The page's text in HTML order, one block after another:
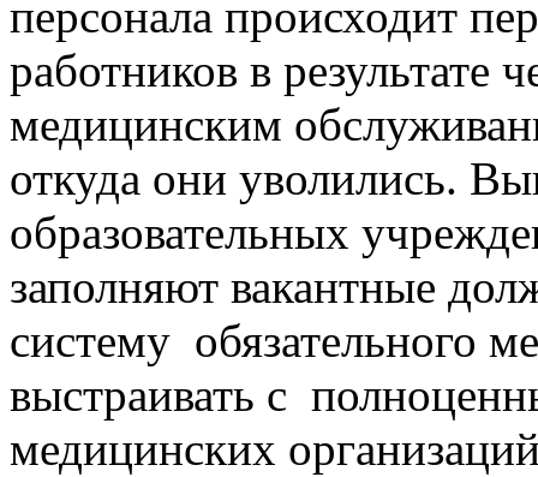
персонала происходит
работников в результате
медицинским
откуда они уволились.
образовательных
заполняют вакантные
систему обязательного
выстраивать с
медицинских